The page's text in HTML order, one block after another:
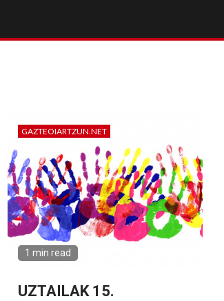
GAZTEOIARTZUN.NET
1 min read
UZTAILAK 15.